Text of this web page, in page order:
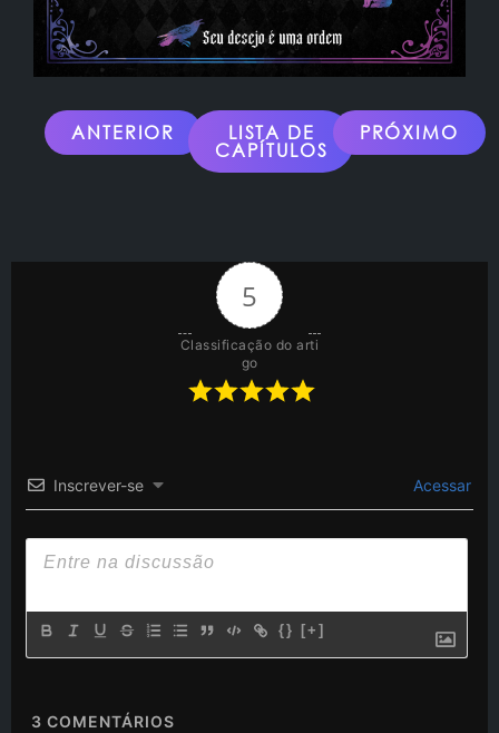
ANTERIOR LISTA DE
CAPÍTULOS
PRÓXIMO
5
Classificação do arti
go
Inscrever-se Acessar
{} [+]
3 COMENTÁRIOS